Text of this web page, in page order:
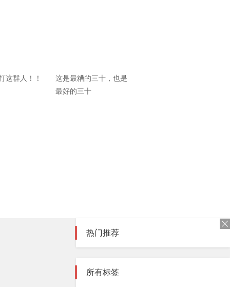
这群人！！
这是最糟的三十，也是
最好的三十
热门推荐
所有标签